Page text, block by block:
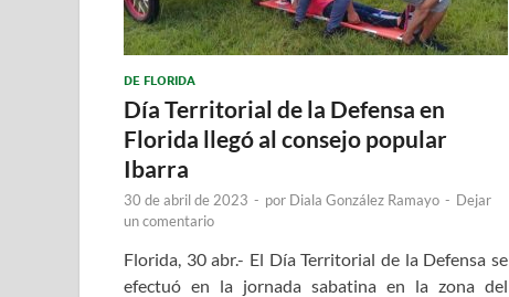
DE FLORIDA
Día Territorial de la Defensa en
Florida llegó al consejo popular
Ibarra
30 de abril de 2023 - por Diala González Ramayo - Dejar
un comentario
Florida, 30 abr.- El Día Territorial de la Defensa se
efectuó en la jornada sabatina en la zona del